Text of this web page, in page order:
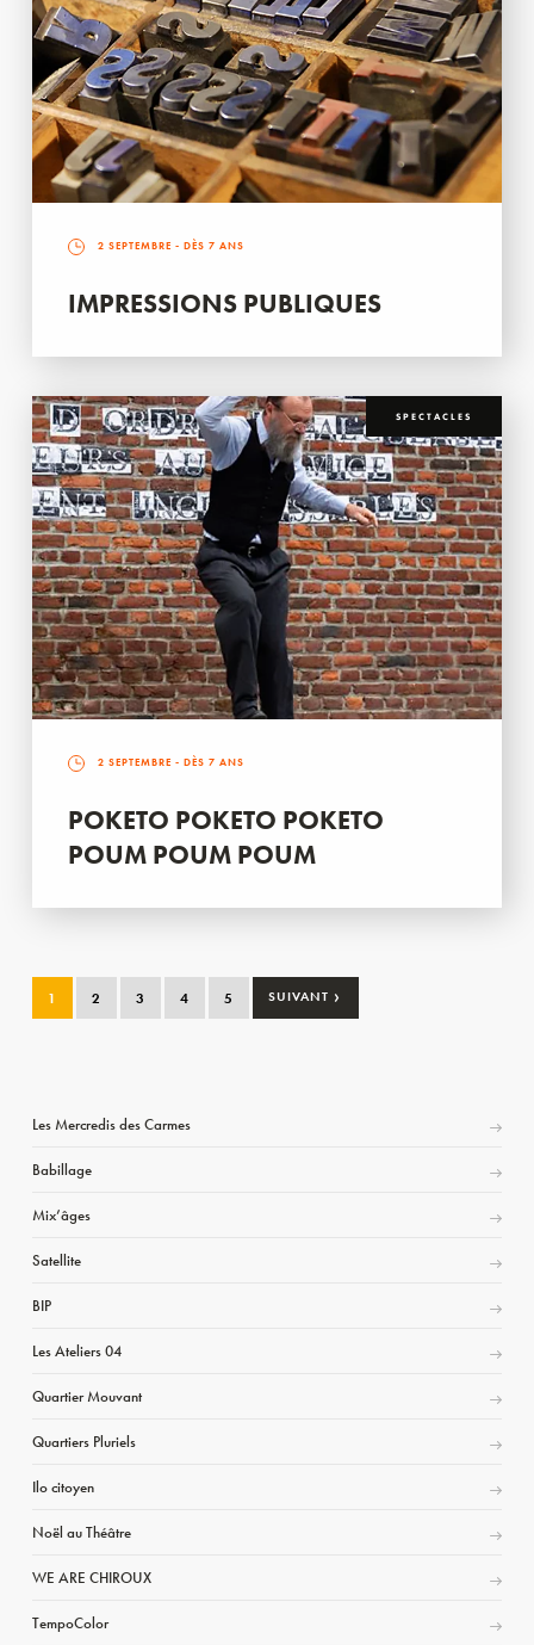
2 SEPTEMBRE - DÈS 7 ANS
IMPRESSIONS PUBLIQUES
SPECTACLES
2 SEPTEMBRE - DÈS 7 ANS
POKETO POKETO POKETO
POUM POUM POUM
1 2 3 4 5 SUIVANT ›
Les Mercredis des Carmes
Babillage
Mix’âges
Satellite
BIP
Les Ateliers 04
Quartier Mouvant
Quartiers Pluriels
Ilo citoyen
Noël au Théâtre
WE ARE CHIROUX
TempoColor